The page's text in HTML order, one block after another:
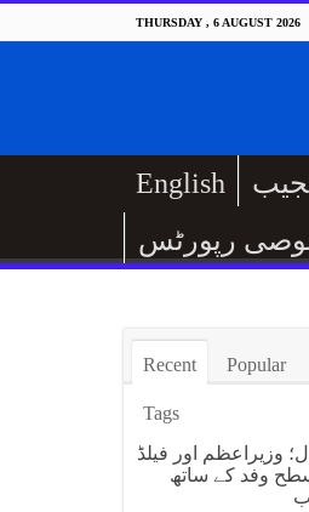
THURSDAY , 6 AUGUST 2026
English
رپورٹس
Recent Popular
Tags
وزیراعظم اور فیلڈ
وفد کے ساتھ